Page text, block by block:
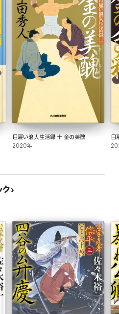
日雇い浪人生活録 十 金の美醜
2020年
日